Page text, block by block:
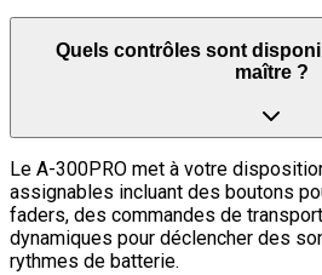
Quels contrôles sont
maître ?
Le A-300PRO met à votre
assignables incluant des boutons
faders, des commandes de
dynamiques pour déclencher des
rythmes de batterie.